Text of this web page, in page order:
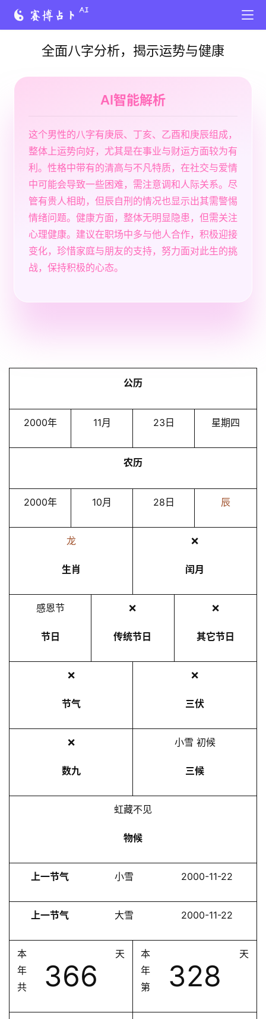
全面八字分析，揭示运势与健康
AI智能解析
这个男性的八字有庚辰、丁亥、乙酉和庚辰组成，
整体上运势向好，尤其是在事业与财运方面较为有
利。性格中带有的清高与不凡特质，在社交与爱情
中可能会导致一些困难，需注意调和人际关系。尽
管有贵人相助，但辰自刑的情况也显示出其需警惕
情绪问题。健康方面，整体无明显隐患，但需关注
心理健康。建议在职场中多与他人合作，积极迎接
变化，珍惜家庭与朋友的支持，努力面对此生的挑
战，保持积极的心态。
公历
2000年 11月 23日 星期四
农历
2000年 10月 28日 辰
龙
生肖
❌
闰月
感恩节
节日
❌
传统节日
❌
其它节日
❌
节气
❌
三伏
❌
数九
小雪 初候
三候
虹藏不见
物候
上一节气 小雪 2000-11-22
上一节气 大雪 2000-11-22
本
年
共
366
天
本
年
第
328
天